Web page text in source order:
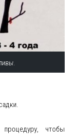
чтобы